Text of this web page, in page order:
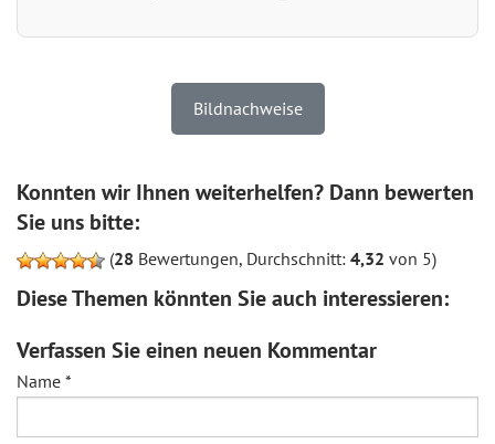
Bildnachweise
Konnten wir Ihnen weiterhelfen? Dann bewerten
Sie uns bitte:
(28 Bewertungen, Durchschnitt: 4,32 von 5)
Diese Themen könnten Sie auch interessieren:
Verfassen Sie einen neuen Kommentar
Name *